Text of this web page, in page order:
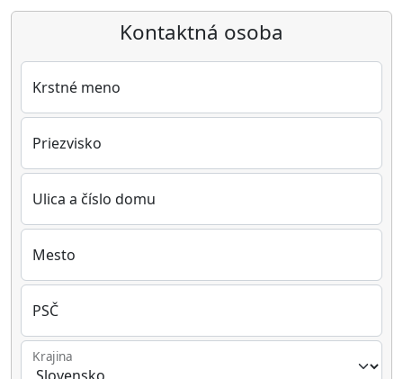
Kontaktná osoba
Krstné meno
Priezvisko
Ulica a číslo domu
Mesto
PSČ
Krajina